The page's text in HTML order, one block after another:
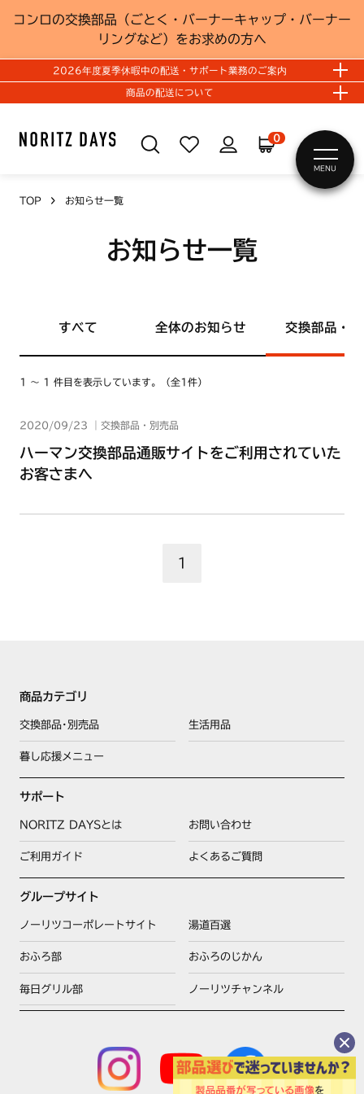
コンロの交換部品（ごとく・バーナーキャップ・バーナー
リングなど）をお求めの方へ
2026年度夏季休暇中の配送・サポート業務のご案内
商品の配送について
0
MENU
TOP お知らせ一覧
お知らせ一覧
すべて 全体のお知らせ 交換部品・
1 ～ 1 件目を表示しています。（全1件）
2020/09/23 ｜ 交換部品・別売品
ハーマン交換部品通販サイトをご利用されていた
お客さまへ
1
商品カテゴリ
交換部品･別売品 生活用品
暮し応援メニュー
サポート
NORITZ DAYSとは お問い合わせ
ご利用ガイド よくあるご質問
グループサイト
ノーリツコーポレートサイト 湯道百選
おふろ部 おふろのじかん
毎日グリル部 ノーリツチャンネル